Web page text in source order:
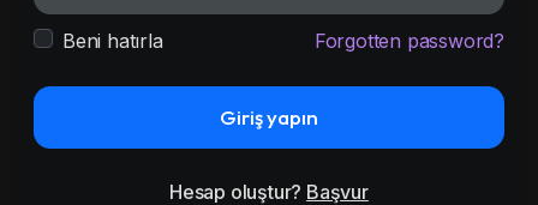
Beni hatırla Forgotten password?
Giriş yapın
Hesap oluştur? Başvur